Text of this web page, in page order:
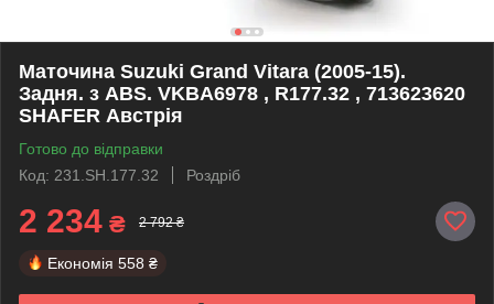
Маточина Suzuki Grand Vitara (2005-15).
Задня. з ABS. VKBA6978 , R177.32 , 713623620
SHAFER Австрія
Готово до відправки
Код: 231.SH.177.32
Роздріб
2 234 ₴ 2 792 ₴
Економія 558 ₴